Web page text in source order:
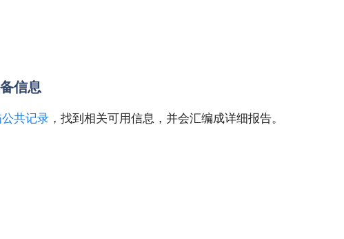
信息
共记录 ，找到相关可用信息，并会汇编成详细报告。